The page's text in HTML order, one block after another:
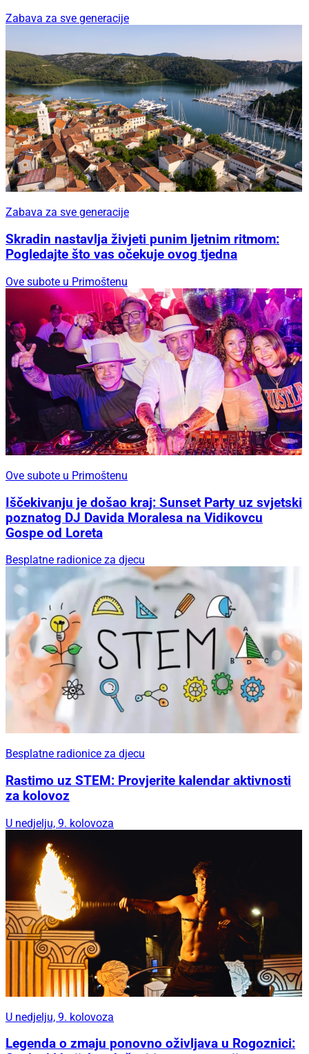
Zabava za sve generacije
Zabava za sve generacije
Skradin nastavlja živjeti punim ljetnim ritmom:
Pogledajte što vas očekuje ovog tjedna
Ove subote u Primoštenu
Ove subote u Primoštenu
Iščekivanju je došao kraj: Sunset Party uz svjetski
poznatog DJ Davida Moralesa na Vidikovcu
Gospe od Loreta
Besplatne radionice za djecu
Besplatne radionice za djecu
Rastimo uz STEM: Provjerite kalendar aktivnosti
za kolovoz
U nedjelju, 9. kolovoza
U nedjelju, 9. kolovoza
Legenda o zmaju ponovno oživljava u Rogoznici: